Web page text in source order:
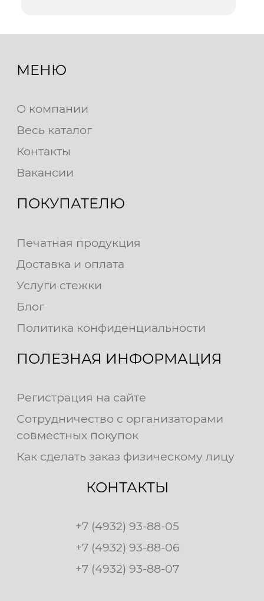
МЕНЮ
О компании
Весь каталог
Контакты
Вакансии
ПОКУПАТЕЛЮ
Печатная продукция
Доставка и оплата
Услуги стежки
Блог
Политика конфиденциальности
ПОЛЕЗНАЯ ИНФОРМАЦИЯ
Регистрация на сайте
Сотрудничество с организаторами
совместных покупок
Как сделать заказ физическому лицу
КОНТАКТЫ
+7 (4932) 93-88-05
+7 (4932) 93-88-06
+7 (4932) 93-88-07